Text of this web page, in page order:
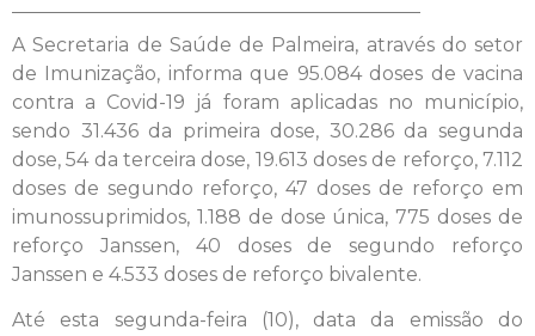
A Secretaria de Saúde de Palmeira, através do setor
de Imunização, informa que 95.084 doses de vacina
contra a Covid-19 já foram aplicadas no município,
sendo 31.436 da primeira dose, 30.286 da segunda
dose, 54 da terceira dose, 19.613 doses de reforço, 7.112
doses de segundo reforço, 47 doses de reforço em
imunossuprimidos, 1.188 de dose única, 775 doses de
reforço Janssen, 40 doses de segundo reforço
Janssen e 4.533 doses de reforço bivalente.
Até esta segunda-feira (10), data da emissão do